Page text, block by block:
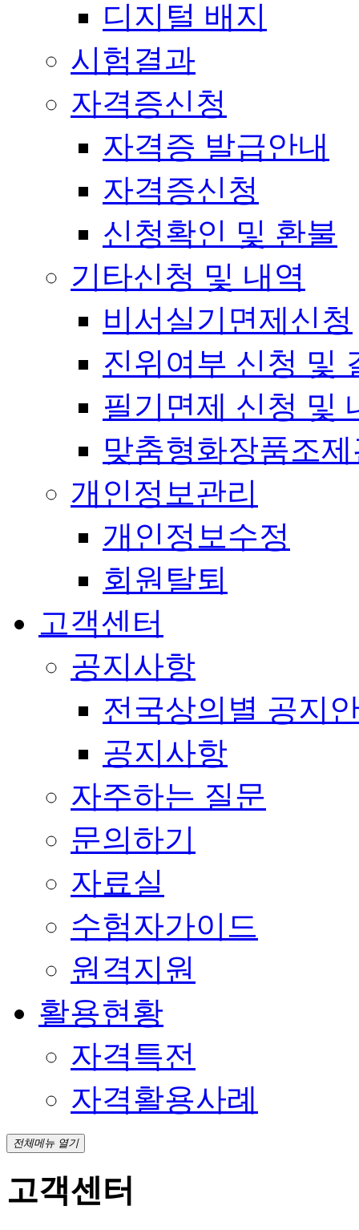
디지털 배지
시험결과
자격증신청
자격증 발급안내
자격증신청
신청확인 및 환불
기타신청 및 내역
비서실기면제신청
진위여부 신청 및
필기면제 신청 및
맞춤형화장품조
개인정보관리
개인정보수정
회원탈퇴
고객센터
공지사항
전국상의별 공지
공지사항
자주하는 질문
문의하기
자료실
수험자가이드
원격지원
활용현황
자격특전
자격활용사례
전체메뉴 열기
고객센터